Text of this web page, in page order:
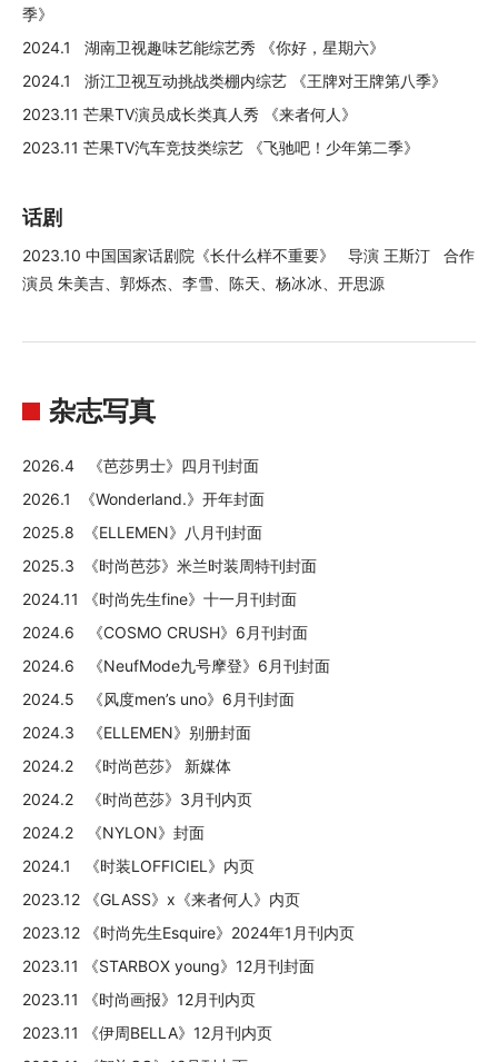
季》
2024.1 湖南卫视趣味艺能综艺秀 《你好，星期六》
2024.1 浙江卫视互动挑战类棚内综艺 《王牌对王牌第八季》
2023.11 芒果TV演员成长类真人秀 《来者何人》
2023.11 芒果TV汽车竞技类综艺 《飞驰吧！少年第二季》
话剧
2023.10 中国国家话剧院《长什么样不重要》 导演 王斯汀 合作
演员 朱美吉、郭烁杰、李雪、陈天、杨冰冰、开思源
杂志写真
2026.4 《芭莎男士》四月刊封面
2026.1 《Wonderland.》开年封面
2025.8 《ELLEMEN》八月刊封面
2025.3 《时尚芭莎》米兰时装周特刊封面
2024.11 《时尚先生fine》十一月刊封面
2024.6 《COSMO CRUSH》6月刊封面
2024.6 《NeufMode九号摩登》6月刊封面
2024.5 《风度men’s uno》6月刊封面
2024.3 《ELLEMEN》别册封面
2024.2 《时尚芭莎》 新媒体
2024.2 《时尚芭莎》3月刊内页
2024.2 《NYLON》封面
2024.1 《时装LOFFICIEL》内页
2023.12 《GLASS》x《来者何人》内页
2023.12 《时尚先生Esquire》2024年1月刊内页
2023.11 《STARBOX young》12月刊封面
2023.11 《时尚画报》12月刊内页
2023.11 《伊周BELLA》12月刊内页